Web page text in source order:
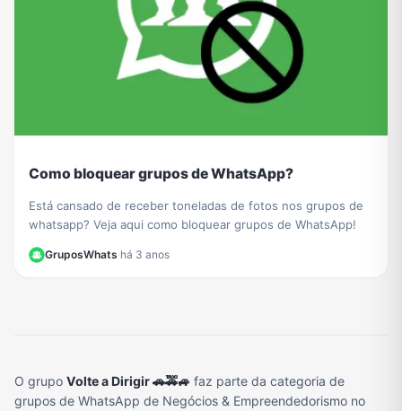
Como bloquear grupos de WhatsApp?
Está cansado de receber toneladas de fotos nos grupos de
whatsapp? Veja aqui como bloquear grupos de WhatsApp!
GruposWhats·há 3 anos
O grupo Volte a Dirigir 🚗🚕🚙 faz parte da categoria de
grupos de WhatsApp de Negócios & Empreendedorismo no